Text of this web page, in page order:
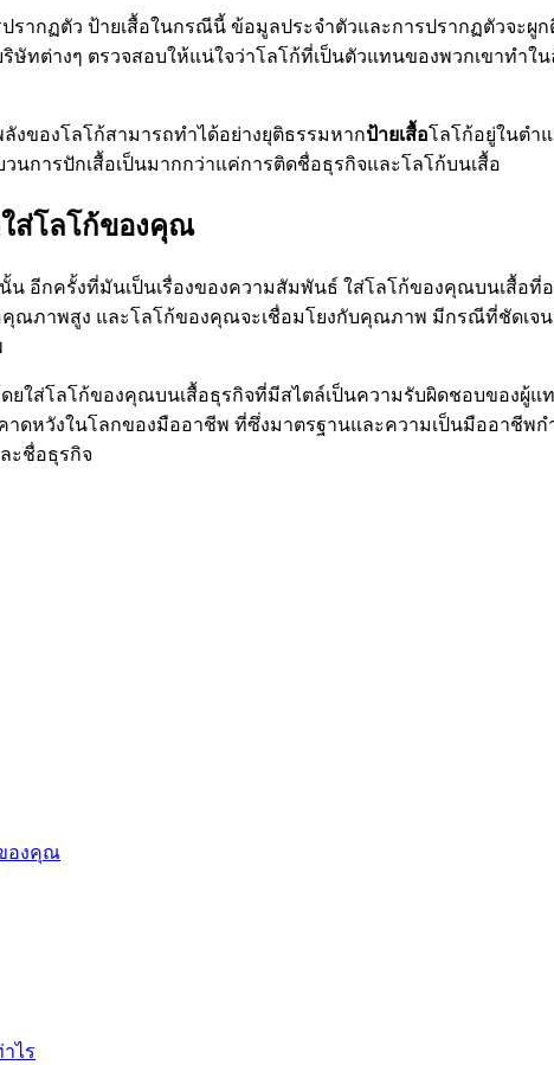
ากฏตัว ป้ายเสื้อในกรณีนี้ ข้อมูลประจำตัวและการปรากฏตัวจะ
ริษัทต่างๆ ตรวจสอบให้แน่ใจว่าโลโก้ที่เป็นตัวแทนของพวกเขาทำ
งของโลโก้สามารถทำได้อย่างยุติธรรมหากป้ายเสื้อโลโก้อยู่ในตำ
นการปักเสื้อเป็นมากกว่าแค่การติดชื่อธุรกิจและโลโก้บนเสื้อ
ส่โลโก้ของคุณ
อีกครั้งที่มันเป็นเรื่องของความสัมพันธ์ ใส่โลโก้ของคุณบนเสื้อ
ณภาพสูง และโลโก้ของคุณจะเชื่อมโยงกับคุณภาพ มีกรณีที่ชัดเจ
ใส่โลโก้ของคุณบนเสื้อธุรกิจที่มีสไตล์เป็นความรับผิดชอบของผู้แ
ดหวังในโลกของมืออาชีพ ที่ซึ่งมาตรฐานและความเป็นมืออาชีพก
ะชื่อธุรกิจ
องคุณ
ไร